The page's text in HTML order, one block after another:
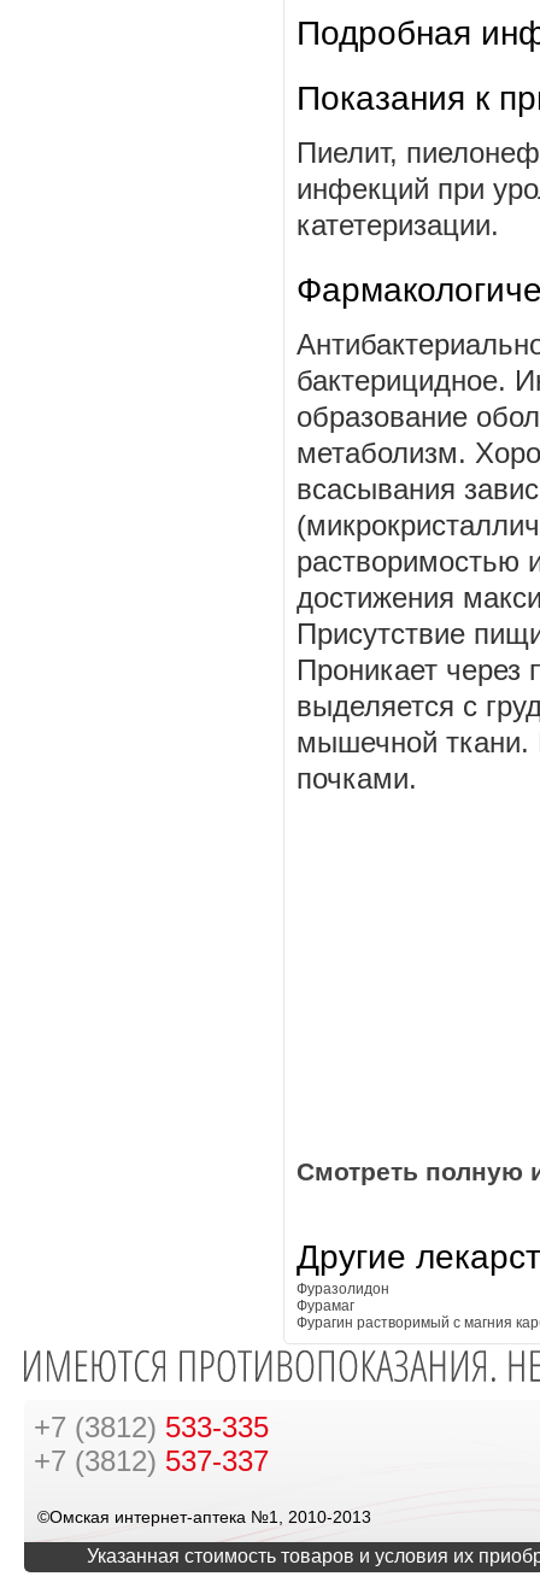
Подробная
Показания к
Пиелит,
инфекций при
катетеризации.
бактерицидное.
образование
метаболизм.
всасывания
растворимостью
достижения
Присутствие
Проникает через
выделяется с
мышечной ткани.
почками.
Смотреть полную
Другие
Фуразолидон
Фурамаг
Фурагин растворимый с магния
+7 (3812) 533-335
+7 (3812) 537-337
©Омская интернет-аптека №1, 2010-2013
Указанная стоимость товаров и условия их